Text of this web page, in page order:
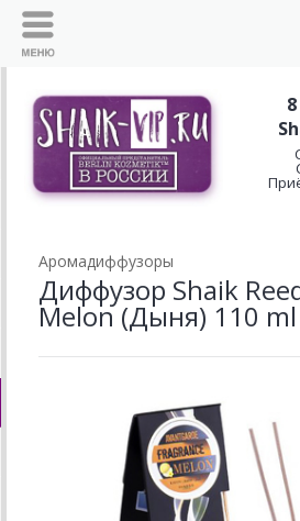
Аромадиффузоры
Диффузор Shaik
Melon (Дыня) 110 ml